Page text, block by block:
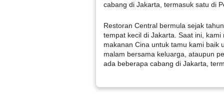
cabang di Jakarta, termasuk satu di
Restoran Central bermula sejak
tempat kecil di Jakarta. Saat ini, kami
makanan Cina untuk tamu kami baik
malam bersama keluarga, ataupun
ada beberapa cabang di Jakarta,